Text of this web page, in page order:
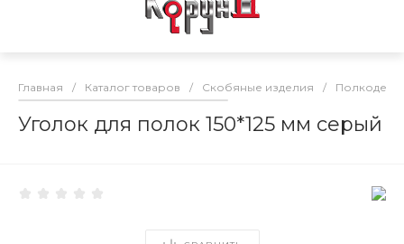
Главная / Каталог товаров / Скобяные изделия /
Уголок для полок 150*125 мм серый